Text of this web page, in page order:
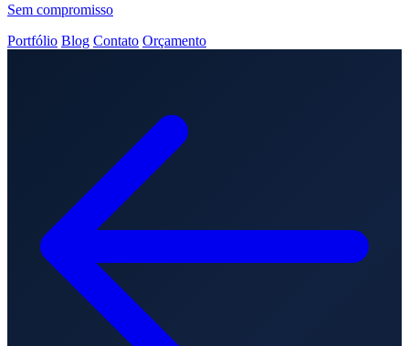
Sem compromisso
Portfólio Blog Contato Orçamento